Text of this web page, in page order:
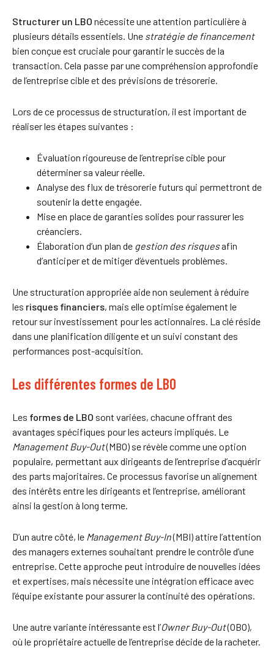
Structurer un LBO nécessite une attention particulière à
plusieurs détails essentiels. Une stratégie de financement
bien conçue est cruciale pour garantir le succès de la
transaction. Cela passe par une compréhension approfondie
de l’entreprise cible et des prévisions de trésorerie.
Lors de ce processus de structuration, il est important de
réaliser les étapes suivantes :
Évaluation rigoureuse de l’entreprise cible pour
déterminer sa valeur réelle.
Analyse des flux de trésorerie futurs qui permettront de
soutenir la dette engagée.
Mise en place de garanties solides pour rassurer les
créanciers.
Élaboration d’un plan de gestion des risquesafin
d’anticiper et de mitiger d’éventuels problèmes.
Une structuration appropriée aide non seulement à réduire
les risques financiers, mais elle optimise également le
retour sur investissement pour les actionnaires. La clé réside
dans une planification diligente et un suivi constant des
performances post-acquisition.
Les différentes formes de LBO
Les formes de LBO sont variées, chacune offrant des
avantages spécifiques pour les acteurs impliqués. Le
Management Buy-Out(MBO) se révèle comme une option
populaire, permettant aux dirigeants de l’entreprise d’acquérir
des parts majoritaires. Ce processus favorise un alignement
des intérêts entre les dirigeants et l’entreprise, améliorant
ainsi la gestion à long terme.
D’un autre côté, le Management Buy-In(MBI) attire l’attention
des managers externes souhaitant prendre le contrôle d’une
entreprise. Cette approche peut introduire de nouvelles idées
et expertises, mais nécessite une intégration efficace avec
l’équipe existante pour assurer la continuité des opérations.
Une autre variante intéressante est l’Owner Buy-Out(OBO),
où le propriétaire actuelle de l’entreprise décide de la racheter.